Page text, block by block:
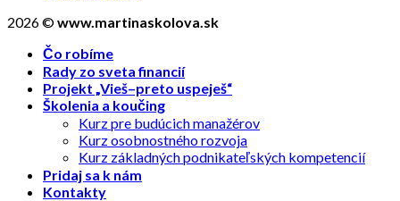
2026 ©www.martinaskolova.sk
Čo robíme
Rady zo sveta financií
Projekt „Vieš–preto uspeješ“
Školenia a koučing
Kurz pre budúcich manažérov
Kurz osobnostného rozvoja
Kurz základných podnikateľských kompetencií
Pridaj sa k nám
Kontakty